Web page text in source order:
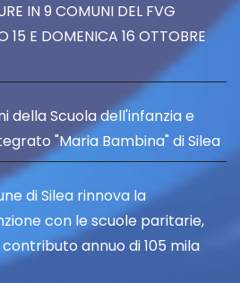
IN 9 COMUNI DEL FVG
15 E DOMENICA 16 OTTOBRE
della Scuola dell'infanzia e
"Maria Bambina" di Silea
di Silea rinnova la
con le scuole paritarie,
annuo di 105 mila